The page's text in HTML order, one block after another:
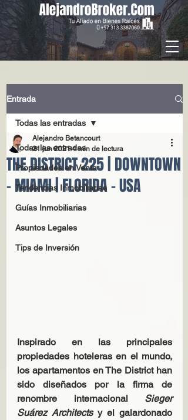
Entrada
Todas las entradas
Propiedades en Venta
Tendencias Inmobiliarias
Guías Inmobiliarias
Asuntos Legales
Tips de Inversión
Todas las entradas
THE DISTRICT 225 | DOWNTOWN
- MIAMI | FLORIDA - USA
Alejandro Betancourt
21 jun 2021 4 min de lectura
Inspirado en las principales
propiedades hoteleras en el mundo,
los apartamentos en The District han
sido diseñados por la firma de
renombre internacional Sieger
Suárez Architects